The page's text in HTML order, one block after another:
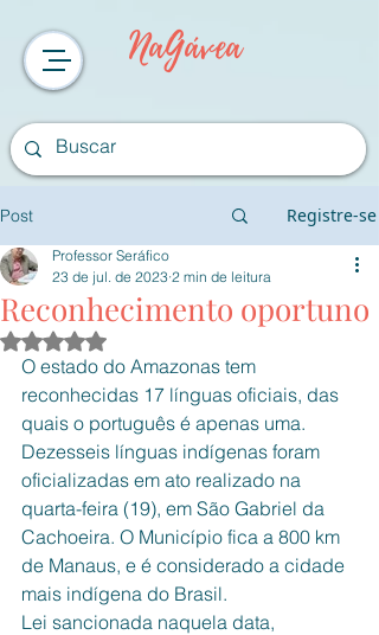
NaGávea
Post Registre-se
Reconhecimento oportuno
Professor Seráfico
23 de jul. de 2023 2 min de leitura
Avaliado com NaN de 5 estrelas.
O estado do Amazonas tem
reconhecidas 17 línguas oficiais, das
quais o português é apenas uma.
Dezesseis línguas indígenas foram
oficializadas em ato realizado na
quarta-feira (19), em São Gabriel da
Cachoeira. O Município fica a 800 km
de Manaus, e é considerado a cidade
mais indígena do Brasil.
Lei sancionada naquela data,